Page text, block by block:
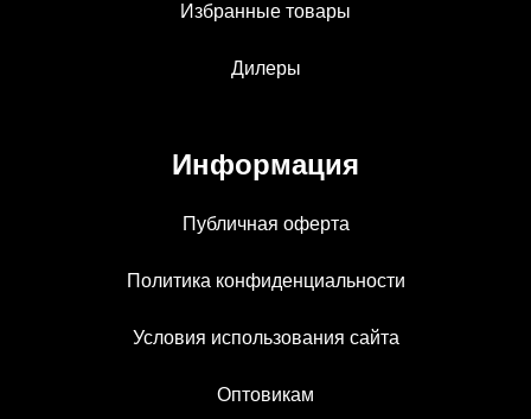
Избранные товары
Дилеры
Информация
Публичная оферта
Политика конфиденциальности
Условия использования сайта
Оптовикам